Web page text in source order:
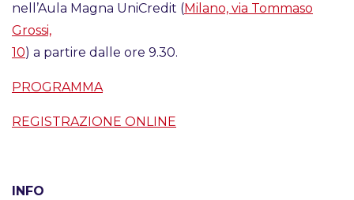
nell’Aula Magna UniCredit (Milano, via Tommaso
Grossi,
10) a partire dalle ore 9.30.
PROGRAMMA
REGISTRAZIONE ONLINE
INFO